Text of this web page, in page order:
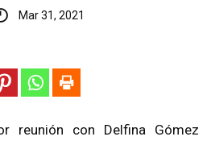
Mar 31, 2021
reunión con Delfina Gómez